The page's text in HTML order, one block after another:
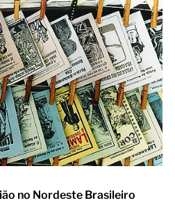
no Nordeste Brasileiro